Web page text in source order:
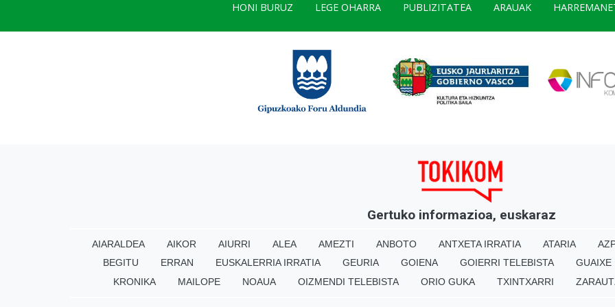
HONI BURUZ LEGE OHARRA PUBLIZITATEA ARAUAK
Gertuko informazioa, euskaraz
AIARALDEA AIKOR AIURRI ALEA AMEZTI ANBOTO ANTXETA IRRATIA ATARIA
BEGITU
ERRAN EUSKALERRIA IRRATIA GEURIA GOIENA GOIERRI TELEBISTA
GUAIXE
KRONIKA
MAILOPE NOAUA OIZMENDI TELEBISTA ORIO GUKA TXINTXARRI